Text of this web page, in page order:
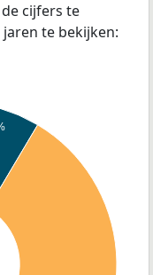
cijfers te
te bekijken: